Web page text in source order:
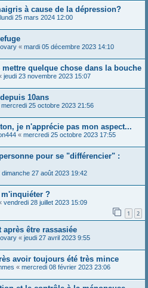
à cause de la dépression?
lundi 25 mars 2024 12:00
« mardi 05 décembre 2023 14:10
quelque chose dans la bouche
jeudi 23 novembre 2023 15:07
10ans
mercredi 25 octobre 2023 21:56
je n'apprécie pas mon aspect...
« mercredi 25 octobre 2023 17:55
pour se "différencier" :
dimanche 27 août 2023 19:42
m'inquiéter ?
vendredi 28 juillet 2023 15:09
1 2
être rassasiée
« jeudi 27 avril 2023 9:55
avoir toujours été très mince
« mercredi 08 février 2023 23:06